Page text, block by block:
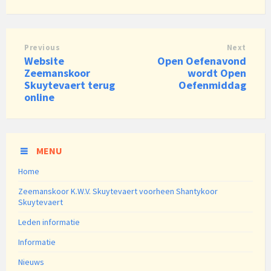
Previous
Website
Zeemanskoor
Skuytevaert terug
online
Next
Open Oefenavond
wordt Open
Oefenmiddag
MENU
Home
Zeemanskoor K.W.V. Skuytevaert voorheen Shantykoor
Skuytevaert
Leden informatie
Informatie
Nieuws